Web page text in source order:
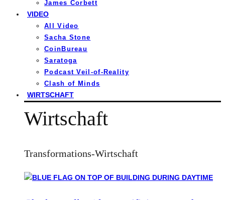
James Corbett
VIDEO
All Video
Sacha Stone
CoinBureau
Saratoga
Podcast Veil-of-Reality
Clash of Minds
WIRTSCHAFT
Wirtschaft
Transformations-Wirtschaft